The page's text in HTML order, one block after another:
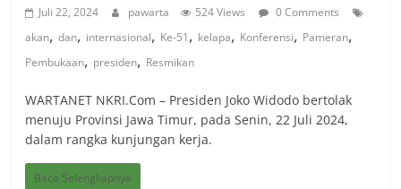
Juli 22, 2024 pawarta 524 Views
0 Comments
akan,dan, internasional, Ke-51, kelapa, Konferensi, Pameran,
Pembukaan, presiden, Resmikan
WARTANET NKRI.Com – Presiden Joko Widodo bertolak
menuju Provinsi Jawa Timur, pada Senin, 22 Juli 2024,
dalam rangka kunjungan kerja.
Baca Selengkapnya